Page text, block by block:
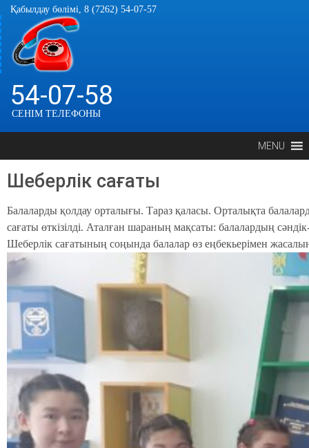
Қабылдау бөлімі, 8 (7262) 54-07-57
54-07-58
СЕНІМ ТЕЛЕФОНЫ
MENU
Шеберлік сағаты
Балаларды қолдау орталығы. Тараз қаласы. Орталықта
сағаты өткізілді. Аталған шараның мақсаты: балалардың
Шеберлік сағатының соңында балалар өз еңбекьерімен